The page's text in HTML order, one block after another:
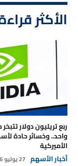
الأكثر
واحد.. وخسائر حادة
الأميركية
أخبار الأسهم 27 يوليو 2026